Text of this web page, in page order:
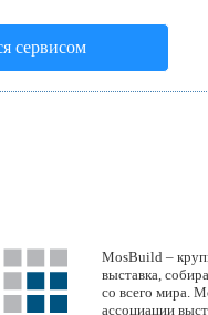
сервисом
MosBuild –
выставка,
со всего мира.
ассоциации